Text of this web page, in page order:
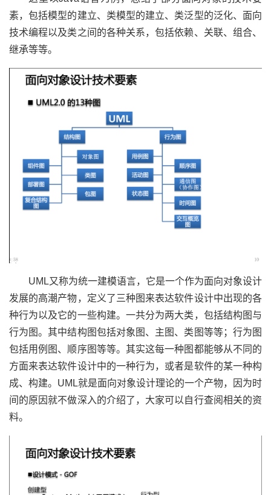
素，包括模型的建立、类模型的建立、类泛型的泛化、面向
技术编程以及类之间的各种关系，包括依赖、关联、组合、
继承等等。
UML又称为统一建模语言，它是一个作为面向对象设计
发展的高潮产物，定义了三种图来表达软件设计中出现的各
种行为以及它的一些构建。一共分为两大类，包括结构图与
行为图。其中结构图包括对象图、主图、类图等等；行为图
包括用例图、顺序图等等。其实这每一种图都能够从不同的
方面来表达软件设计中的一种行为，或者是软件的某一种构
成、构建。UML就是面向对象设计理论的一个产物，因为时
间的原因就不做深入的介绍了，大家可以自行查阅相关的资
料。